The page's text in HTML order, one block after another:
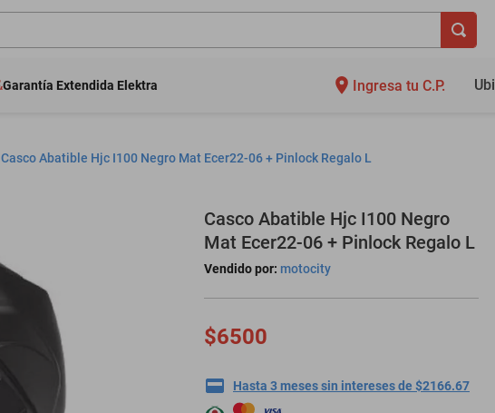
Garantía Extendida Elektra Ingresa tu C.P.
Casco Abatible Hjc I100 Negro Mat Ecer22-06 + Pinlock Regalo L
Casco Abatible Hjc I100 Negro
Mat Ecer22-06 + Pinlock Regalo L
Vendido por: motocity
$6500
Hasta 3 meses sin intereses de $2166.67